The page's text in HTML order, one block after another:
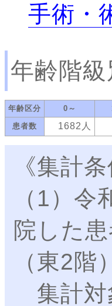
手術・
年齢階
年齢区分 0～
患者数
1682人
《集計条
（1）
院した
（東2階
集計対